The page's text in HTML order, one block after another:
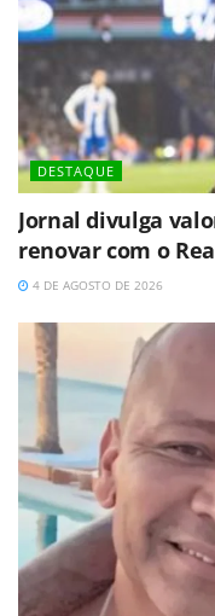
DESTAQUE
Jornal divulga
renovar com o
4 DE AGOSTO DE 2026